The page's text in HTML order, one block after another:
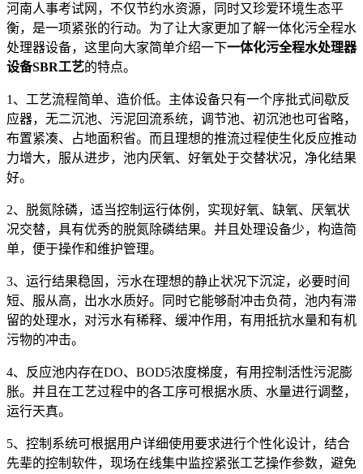
河南人事考试网，不仅节约水资源，同时又珍爱环境生态平
衡，是一项紧张的行动。为了让大家更加了解一体化污全程水
处理器设备，这里向大家简单介绍一下一体化污全程水处理器
设备SBR工艺的特点。
1、工艺流程简单、造价低。主体设备只有一个序批式间歇反
应器，无二沉池、污泥回流系统，调节池、初沉池也可省略，
布置紧凑、占地面积省。而且理想的推流过程使生化反应推动
力增大，服从进步，池内厌氧、好氧处于交替状况，净化结果
好。
2、脱氮除磷，适当控制运行体例，实现好氧、缺氧、厌氧状
况交替，具有优秀的脱氮除磷结果。并且处理设备少，构造简
单，便于操作和维护管理。
3、运行结果稳固，污水在理想的静止状况下沉淀，必要时间
短、服从高，出水水质好。同时它能够耐冲击负荷，池内有滞
留的处理水，对污水有稀释、缓冲作用，有用抵抗水量和有机
污物的冲击。
4、反应池内存在DO、BOD5浓度梯度，有用控制活性污泥膨
胀。并且在工艺过程中的各工序可根据水质、水量进行调整，
运行天真。
5、控制系统可根据用户详细使用要求进行个性化设计，结合
先辈的控制软件，现场在线集中监控紧张工艺操作参数，避免